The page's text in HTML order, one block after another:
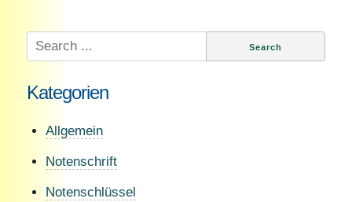
Search
for:
Kategorien
Allgemein
Notenschrift
Notenschlüssel